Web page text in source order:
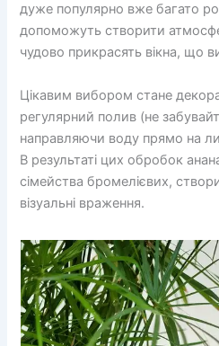
дуже популярно вже багато
допоможуть створити
чудово прикрасять вікна, що
Цікавим вибором стане
регулярний полив (не
направляючи воду прямо на
В результаті цих обробок
сімейства бромелієвих,
візуальні враження.